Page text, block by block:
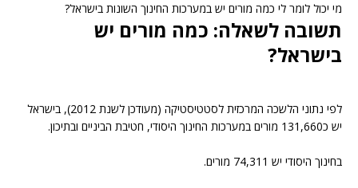
מי יכול לומר לי כמה מורים יש במערכות החינוך השונות בישראל?
תשובה לשאלה: כמה מורים יש
בישראל?
לפי נתוני הלשכה המרכזית לסטטיסטיקה (מעודכן לשנת 2012), בישראל
יש כ131,660 מורים במערכות החינוך היסודי, חטיבת הביניים ובתיכון.
בחינוך היסודי יש 74,311 מורים.